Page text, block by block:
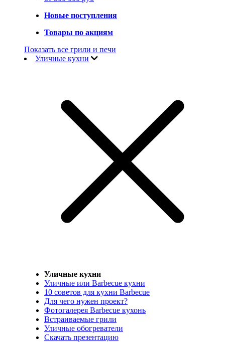
Новые поступления
Товары по акциям
Показать все грили и печи
Уличные кухни
Уличные кухни
Уличные или Barbecue кухни
10 советов для кухни Barbecue
Для чего нужен проект?
Фотогалерея Barbecue кухонь
Встраиваемые грили
Уличные обогреватели
Скачать презентацию